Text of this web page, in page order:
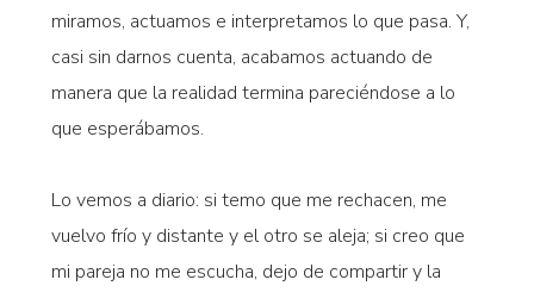
miramos, actuamos e interpretamos lo que pasa. Y,
casi sin darnos cuenta, acabamos actuando de
manera que la realidad termina pareciéndose a lo
que esperábamos.
Lo vemos a diario: si temo que me rechacen, me
vuelvo frío y distante y el otro se aleja; si creo que
mi pareja no me escucha, dejo de compartir y la